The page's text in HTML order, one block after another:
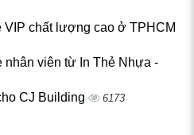
VIP chất lượng cao ở TPHCM
nhân viên từ In Thẻ Nhựa -
CJ Building 6173